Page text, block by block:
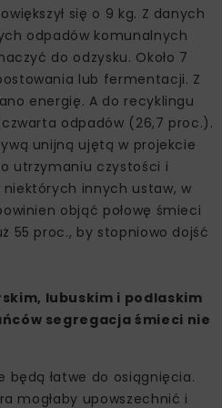
się o 9 kg. Z danych
odpadów komunalnych
do odzysku. Około 7
lub fermentacji. Z
energię. A do recyklingu
odpadów (26,7 proc.).
unijną ujętą w projekcie
utrzymaniu czystości i
innych ustaw, w
objąć połowę śmieci
55 proc., by stopniowo dojść
lubuskim i podlaskim
segregacja śmieci nie
będą łatwe do osiągnięcia.
mogłaby upowszechnić i